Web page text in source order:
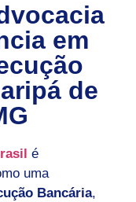
em
de
é
uma
Bancária,